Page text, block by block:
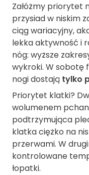
Załóżmy priorytet
przysiad w niskim
ciąg wariacyjny,
lekka aktywność i
nóg: wyższe
wykroki. W sobotę
nogi dostają tylko
Priorytet klatki?
wolumenem
podtrzymująca
klatka ciężko na
przerwami. W
kontrolowane
łopatki.